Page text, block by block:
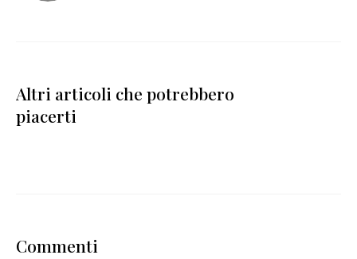
Altri articoli che potrebbero
piacerti
Commenti